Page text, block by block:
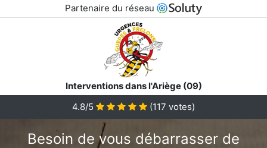
Partenaire du réseau
Interventions dans l'Ariège (09)
4.8/5 (117 votes)
Besoin de vous débarrasser de